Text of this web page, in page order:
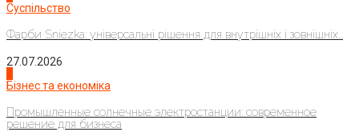
Суспільство
Фарби Sniezka: універсальні рішення для внутрішніх і зовнішніх...
27.07.2026
Бізнес та економіка
Промышленные солнечные электростанции: современное
решение для бизнеса